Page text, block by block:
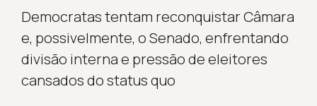
Democratas tentam reconquistar Câmara
e, possivelmente, o Senado, enfrentando
divisão interna e pressão de eleitores
cansados do status quo